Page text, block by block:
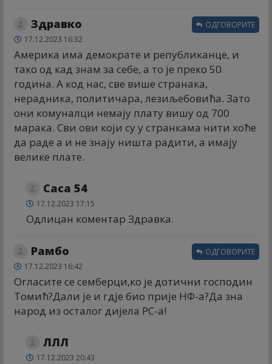
Здравко
17.12.2023 16:32
Америка има демократе и републиканце, и
тако од кад знам за себе, а то је преко 50
година. А код нас, све више странака,
нерадника, политичара, лезиљебовића. Зато
они комуналци немају плату вишу од 700
марака. Сви ови који су у странкама нити хоће
да раде а и не знају ништа радити, а имају
велике плате.
ОДГОВОРИТЕ
Саса 54
17.12.2023 17:15
Одлицан коментар Здравка.
Рамбо
17.12.2023 16:42
Огласите се семберци,ко је дотични господин
Томић?Дали је и гдје био прије НФ-а?Да зна
народ из осталог дијела РС-а!
ОДГОВОРИТЕ
ЛЛЛ
17.12.2023 20:43